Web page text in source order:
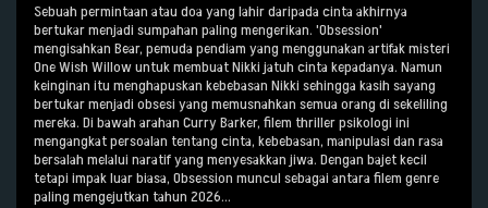
Sebuah permintaan atau doa yang lahir daripada cinta akhirnya
bertukar menjadi sumpahan paling mengerikan. 'Obsession'
mengisahkan Bear, pemuda pendiam yang menggunakan artifak misteri
One Wish Willow untuk membuat Nikki jatuh cinta kepadanya. Namun
keinginan itu menghapuskan kebebasan Nikki sehingga kasih sayang
bertukar menjadi obsesi yang memusnahkan semua orang di sekeliling
mereka. Di bawah arahan Curry Barker, filem thriller psikologi ini
mengangkat persoalan tentang cinta, kebebasan, manipulasi dan rasa
bersalah melalui naratif yang menyesakkan jiwa. Dengan bajet kecil
tetapi impak luar biasa, Obsession muncul sebagai antara filem genre
paling mengejutkan tahun 2026...